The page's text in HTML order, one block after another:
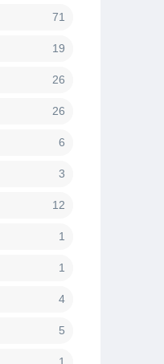
71
19
26
26
6
3
12
1
1
4
5